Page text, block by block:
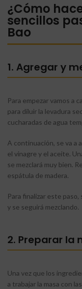
¿Cómo
sencillos
Bao
1. Agregar y
Para empezar vamos a
para diluir la levadura
cucharadas de agua
A continuación, se va a
el vinagre y el aceite.
se mezclará muy bien.
espátula de madera.
Para finalizar este paso,
y se seguirá mezclando.
2. Preparar la
Una vez que los
a trabajar la masa con